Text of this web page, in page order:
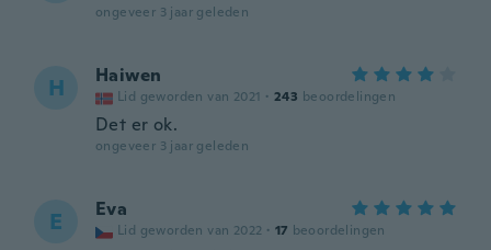
ongeveer 3 jaar geleden
H Haiwen
Lid geworden van 2021 · 243 beoordelingen
Det er ok.
ongeveer 3 jaar geleden
E Eva
Lid geworden van 2022 · 17 beoordelingen